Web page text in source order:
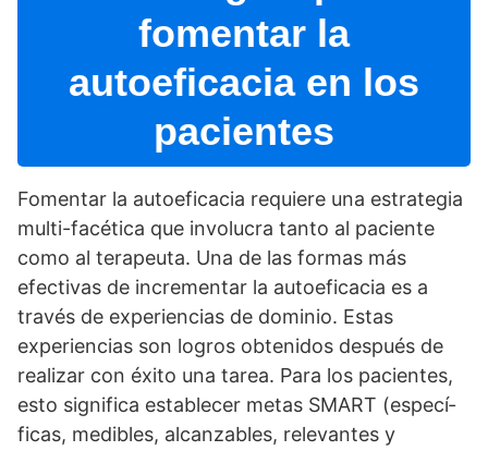
fomentar la
autoeficacia en los
pacientes
Fomentar la autoeficacia requiere una estrategia
multi-facética que involucra tanto al paciente
como al terapeuta. Una de las formas más
efectivas de incrementar la autoeficacia es a
través de experiencias de dominio. Estas
experiencias son logros obtenidos después de
realizar con éxito una tarea. Para los pacientes,
esto significa establecer metas SMART (especí­
ficas, medibles, alcanzables, relevantes y